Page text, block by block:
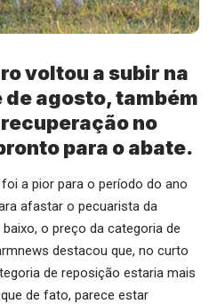
voltou a subir na
agosto, também
no
para o abate.
a pior para o período do ano
afastar o pecuarista da
o preço da categoria de
destacou que, no curto
de reposição estaria mais
de fato, parece estar